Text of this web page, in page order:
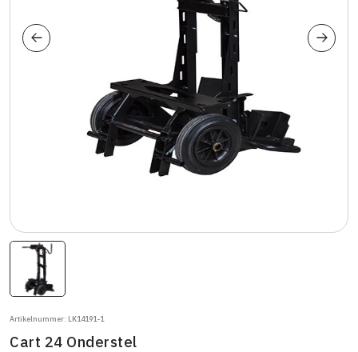
Artikelnummer: LK14191-1
Cart 24 Onderstel